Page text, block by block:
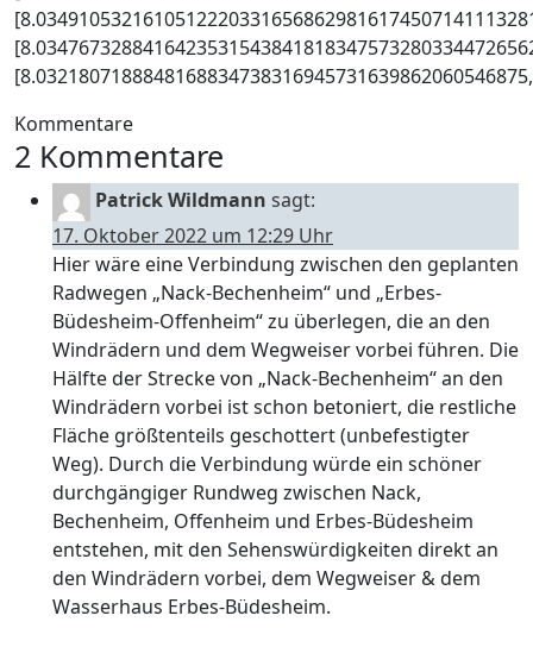
Kommentare
2 Kommentare
Patrick Wildmann sagt:
17. Oktober 2022 um 12:29 Uhr
Hier wäre eine Verbindung zwischen den geplanten
Radwegen „Nack-Bechenheim“ und „Erbes-
Büdesheim-Offenheim“ zu überlegen, die an den
Windrädern und dem Wegweiser vorbei führen. Die
Hälfte der Strecke von „Nack-Bechenheim“ an den
Windrädern vorbei ist schon betoniert, die restliche
Fläche größtenteils geschottert (unbefestigter
Weg). Durch die Verbindung würde ein schöner
durchgängiger Rundweg zwischen Nack,
Bechenheim, Offenheim und Erbes-Büdesheim
entstehen, mit den Sehenswürdigkeiten direkt an
den Windrädern vorbei, dem Wegweiser & dem
Wasserhaus Erbes-Büdesheim.